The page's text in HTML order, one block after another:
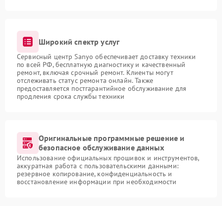
Широкий спектр услуг
Сервисный центр Sanyo обеспечивает доставку техники
по всей РФ, бесплатную диагностику и качественный
ремонт, включая срочный ремонт. Клиенты могут
отслеживать статус ремонта онлайн. Также
предоставляется постгарантийное обслуживание для
продления срока службы техники
Оригинальные программные решение и
безопасное обслуживание данных
Использование официальных прошивок и инструментов,
аккуратная работа с пользовательскими данными:
резервное копирование, конфиденциальность и
восстановление информации при необходимости